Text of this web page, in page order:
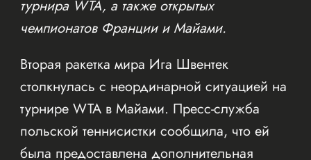
турнира WTA, а также открытых
чемпионатов Франции и Майами.
Вторая ракетка мира Ига Швентек
столкнулась с неординарной ситуацией на
турнире WTA в Майами. Пресс-служба
польской теннисистки сообщила, что ей
была предоставлена дополнительная